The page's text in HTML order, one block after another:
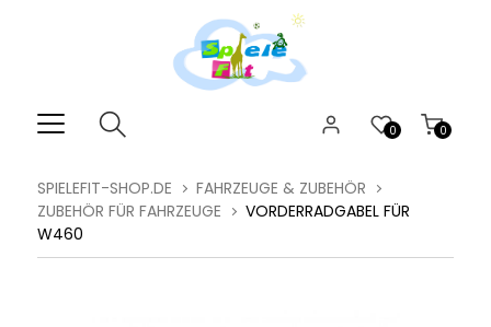
0
0
SPIELEFIT-SHOP.DE
FAHRZEUGE & ZUBEHÖR
ZUBEHÖR FÜR FAHRZEUGE
VORDERRADGABEL FÜR
W460